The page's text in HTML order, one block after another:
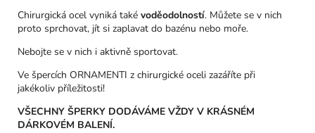
Chirurgická ocel vyniká také voděodolností. Můžete se v nich
proto sprchovat, jít si zaplavat do bazénu nebo moře.
Nebojte se v nich i aktivně sportovat.
Ve špercích ORNAMENTI z chirurgické oceli zazáříte při
jakékoliv příležitosti!
VŠECHNY ŠPERKY DODÁVÁME VŽDY V KRÁSNÉM
DÁRKOVÉM BALENÍ.